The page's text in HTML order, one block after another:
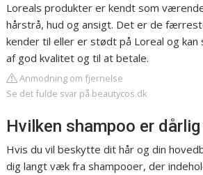
Loreals produkter er kendt som
hårstrå, hud og ansigt. Det er de
kender til eller er stødt på Loreal og
af god kvalitet og til at betale.
Anmodning om fjernelse
Se det fulde svar på beautycos.dk
Hvilken shampoo er
Hvis du vil beskytte dit hår og din
dig langt væk fra shampooer, der